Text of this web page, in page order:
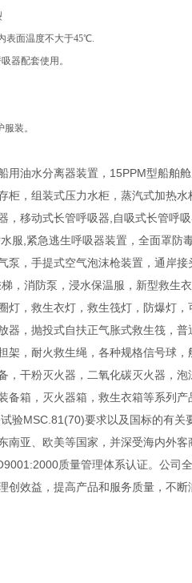
面温度不大于45℃.
器配套使用。
装。
用油水分离器装置，15PPM型船舶
，组装式压力水柜，蒸汽式加热水
移动式长管呼吸器,自吸式长管呼
服,紧急逃生呼吸器装置，全面罩防
泵，手提式空气泡沫枪装置，通岸
，消防泵，浸水保温服，新型救生
灯，救生衣灯，救生筏灯，防爆灯，
器，抛投式自扶正气胀式救生筏，普
架，耐火救生绳，各种规格信号球
，干粉灭火器，二氧化碳灭火器，
备箱，灭火器箱，救生衣箱等系列
验MSC.81(70)要求以及国标的有关
南亚、欧美等国家，并深受海内外客
质量管理体系认证。公司
效益，提高产品和服务质量，不断